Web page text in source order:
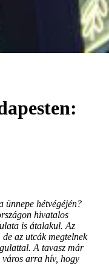
ünnepe hétvégéjén?
hivatalos
is átalakul. Az
az utcák megtelnek
A tavasz már
város arra hív, hogy